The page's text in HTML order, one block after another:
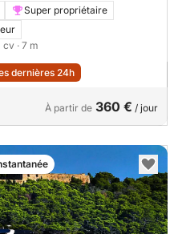
Super propriétaire
cv · 7 m
dernières 24h
À partir de 360 € / jour